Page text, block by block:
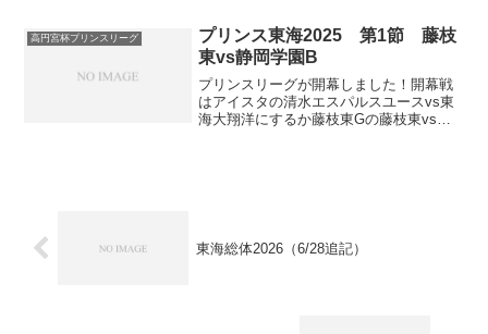
ツ 建斗高12010/4/1718271鹿島ア...
高円宮杯プリンスリーグ
プリンス東海2025 第1節 藤枝
東vs静岡学園B
プリンスリーグが開幕しました！開幕戦
はアイスタの清水エスパルスユースvs東
海大翔洋にするか藤枝東Gの藤枝東vs静
東海総体2026（6/28追記）